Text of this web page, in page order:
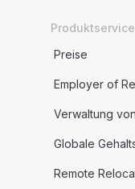
Preise
Employer of
Verwaltung
Globale
Remote